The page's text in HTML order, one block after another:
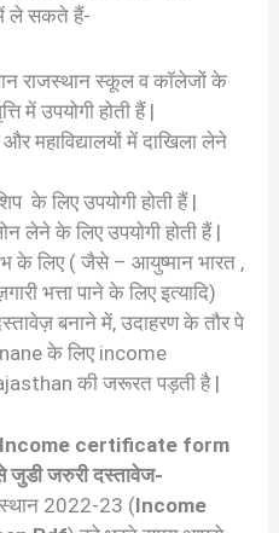
ले सकते हैं-
राजस्थान स्कूल व कॉलेजों के
में उपयोगी होती हैं |
महाविद्यालयों में दाखिला लेने
के लिए उपयोगी होती हैं |
लेने के लिए उपयोगी होती हैं |
के लिए ( जैसे – आयुष्मान भारत ,
भत्ता पाने के लिए इत्यादि)
बनाने में, उदाहरण के तौर पे
के लिए income
की जरूरत पड़ती है |
certificate form
जरुरी दस्तावेज-
2022-23 (Income